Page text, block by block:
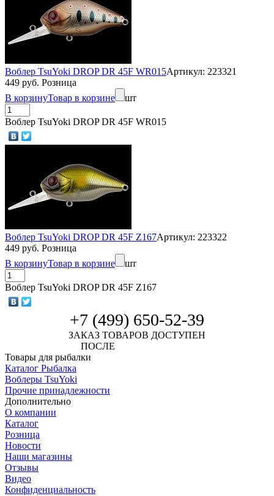
Воблер TsuYoki DROP DR 45F WR015Артикул: 223321
449 руб. Розница
В корзинуТовар в корзине шт
Воблер TsuYoki DROP DR 45F WR015
Воблер TsuYoki DROP DR 45F Z167Артикул: 223322
449 руб. Розница
В корзинуТовар в корзине шт
Воблер TsuYoki DROP DR 45F Z167
+7 (499) 650-52-39
ЗАКАЗ ТОВАРОВ ДОСТУПЕН
ПОСЛЕ
Товары для рыбалки
Каталог Рыбалка
Воблеры TsuYoki
Прочие принадлежности
Дополнительно
О компании
Каталог
Розница
Новости
Наши магазины
Отзывы
Видео
Конфиденциальность